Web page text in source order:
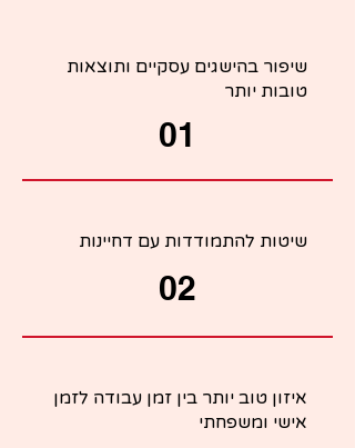
שיפור בהישגים עסקיים ותוצאות
טובות יותר
01
שיטות להתמודדות עם דחיינות
02
איזון טוב יותר בין זמן עבודה לזמן
אישי ומשפחתי